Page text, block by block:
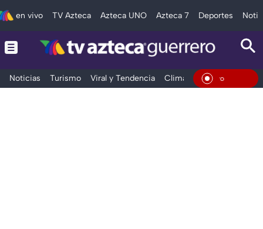
en vivo TV Azteca Azteca UNO Azteca 7 Deportes
Noticias Turismo Viral y Tendencia Clima Deportes En